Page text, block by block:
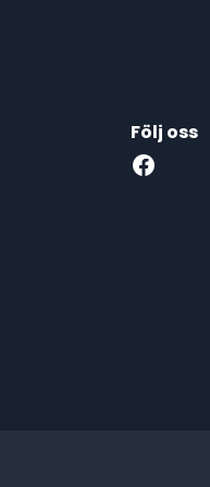
Följ oss
Facebook